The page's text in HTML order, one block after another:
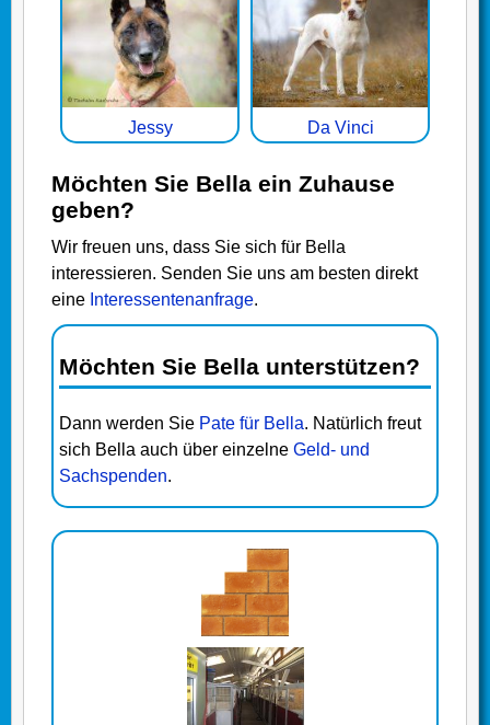
Jessy Da Vinci
Möchten Sie Bella ein Zuhause
geben?
Wir freuen uns, dass Sie sich für Bella
interessieren. Senden Sie uns am besten direkt
eine Interessentenanfrage.
Möchten Sie Bella unterstützen?
Dann werden Sie Pate für Bella. Natürlich freut
sich Bella auch über einzelne Geld- und
Sachspenden.